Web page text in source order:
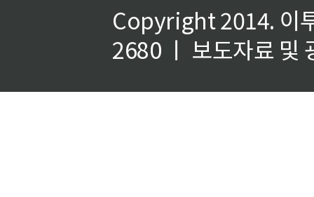
Copyright 2014. 이
2680 ㅣ 보도자료